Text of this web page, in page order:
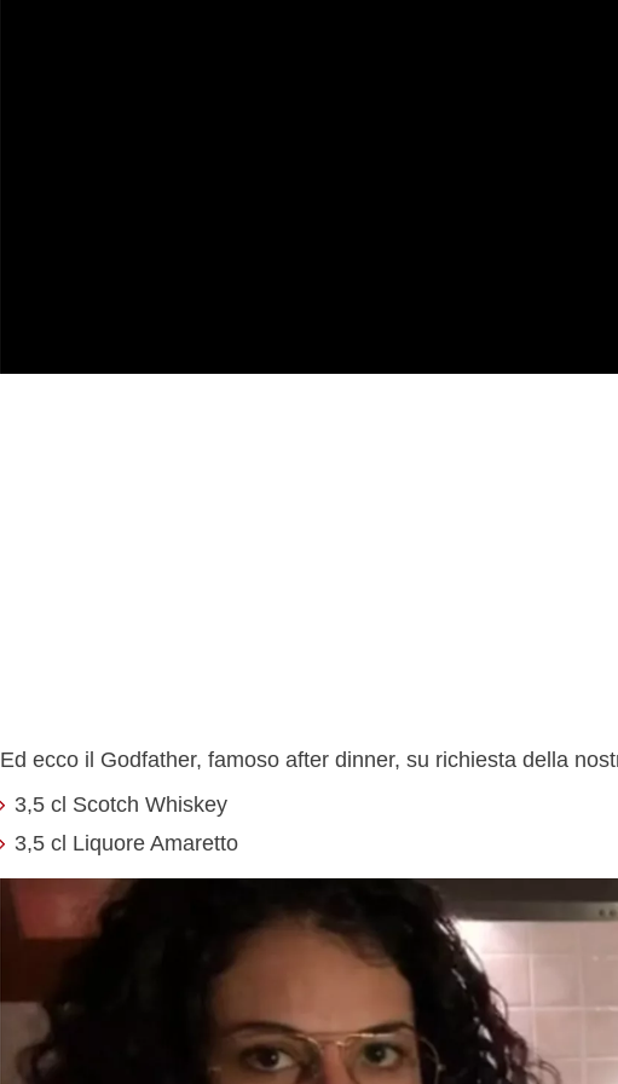
Ed ecco il Godfather, famoso after dinner, su richiesta della
3,5 cl Scotch Whiskey
3,5 cl Liquore Amaretto